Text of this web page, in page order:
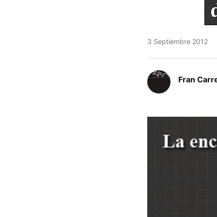
3 Septiembre 2012
Fran